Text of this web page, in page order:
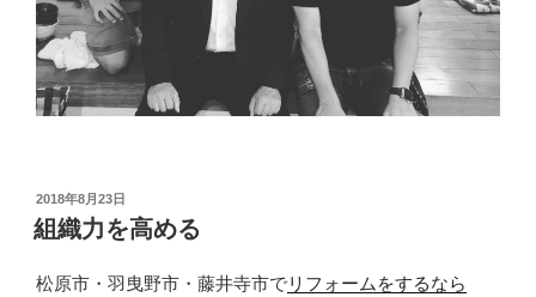
投
稿
日:
2018年8月23日
組織力を高める
松原市・羽曳野市・藤井寺市でリフォームをするなら